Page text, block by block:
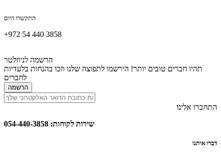
התקשרו היום
+972 54 440 3858
הרשמה לניוזלטר
תהיו חברים טובים יותר! הירשמו לתפוצה שלנו וזכו בהנחות בלעדיות
לחברים
הרשמה
התחברו אלינו
שירות לקוחות: 054-440-3858
דברו איתנו